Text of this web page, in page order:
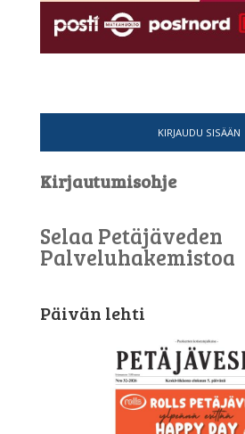
KIRJAUDU SISÄÄN
Kirjautumisohje
Selaa Petäjäveden
Palveluhakemistoa
Päivän lehti